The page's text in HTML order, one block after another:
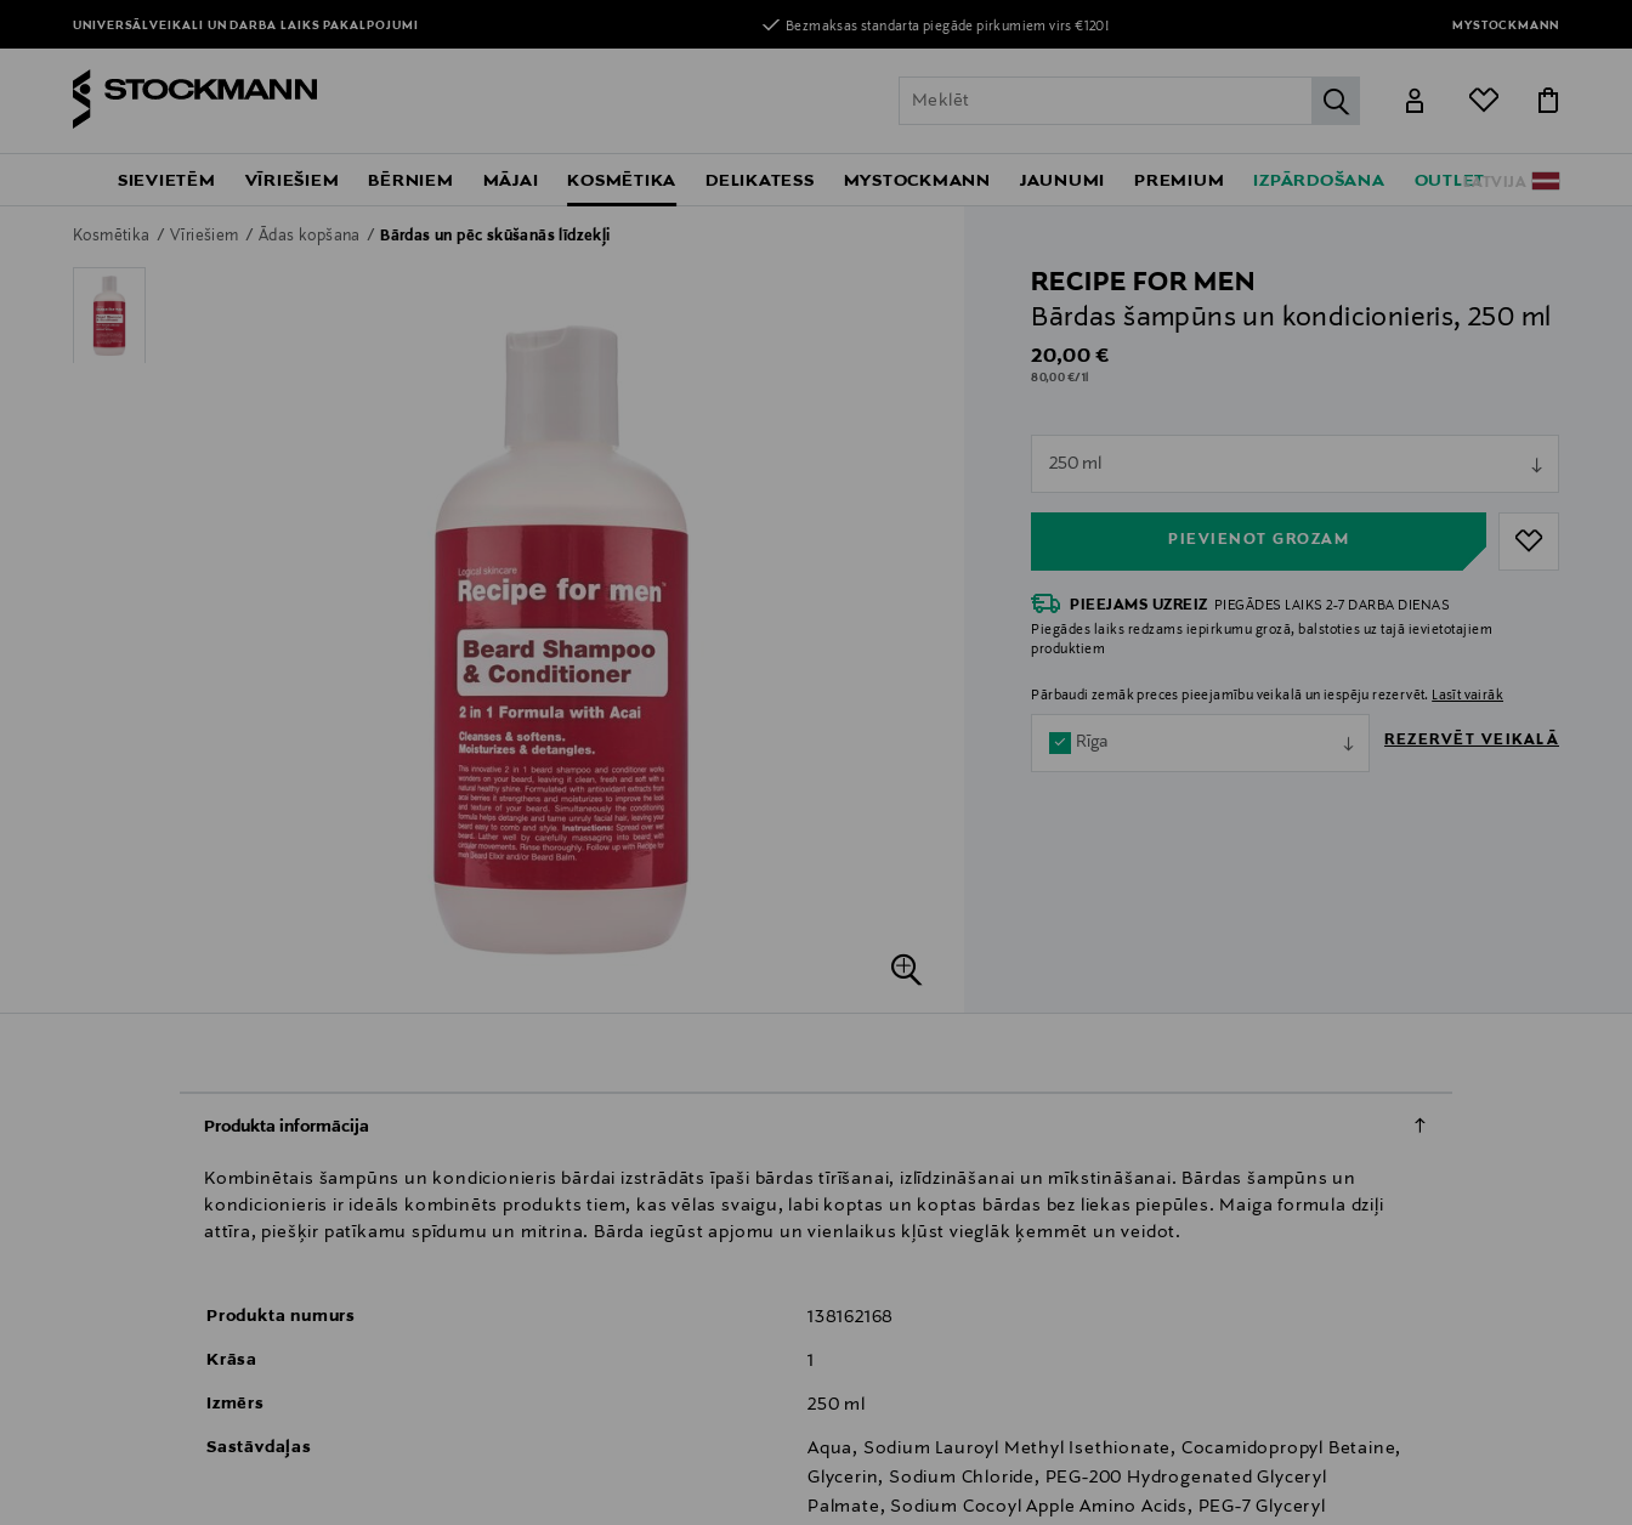
UNIVERSĀLVEIKALI UN DARBA LAIKSPAKALPOJUMI Bezmaksas standarta piegāde pirkumiem virs €120! MYSTOCKMANN
label.header.go
LATVIJA
SIEVIETĒM VĪRIEŠIEM BĒRNIEM MĀJAI KOSMĒTIKA DELIKATESS MYSTOCKMANN JAUNUMI PREMIUM IZPĀRDOŠANA OUTLET
Kosmētika Vīriešiem Ādas kopšana Bārdas un pēc skūšanās līdzekļi
RECIPE FOR MEN
Bārdas šampūns un kondicionieris, 250 ml
Original Price
20,00 €
80,00 €/1l
250 ml
PIEVIENOT GROZAM
null
PIEEJAMS UZREIZ
PIEGĀDES LAIKS 2-7 DARBA DIENAS
Piegādes laiks redzams iepirkumu grozā, balstoties uz tajā ievietotajiem
produktiem
Pārbaudi zemāk preces pieejamību veikalā un iespēju rezervēt. Lasīt vairāk
Rīga REZERVĒT VEIKALĀ
Produkta informācija
Kombinētais šampūns un kondicionieris bārdai izstrādāts īpaši bārdas tīrīšanai, izlīdzināšanai un mīkstināšanai. Bārdas šampūns un
kondicionieris ir ideāls kombinēts produkts tiem, kas vēlas svaigu, labi koptas un koptas bārdas bez liekas piepūles. Maiga formula dziļi
attīra, piešķir patīkamu spīdumu un mitrina. Bārda iegūst apjomu un vienlaikus kļūst vieglāk ķemmēt un veidot.
Produkta numurs 138162168
Krāsa 1
Izmērs 250 ml
Sastāvdaļas
Aqua, Sodium Lauroyl Methyl Isethionate, Cocamidopropyl Betaine,
Glycerin, Sodium Chloride, PEG-200 Hydrogenated Glyceryl
Palmate, Sodium Cocoyl Apple Amino Acids, PEG-7 Glyceryl